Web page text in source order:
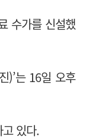
수가를 신설했
)’는 16일 오후
있다.